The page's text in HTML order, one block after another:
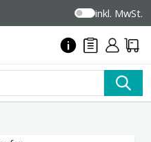
inkl. MwSt.